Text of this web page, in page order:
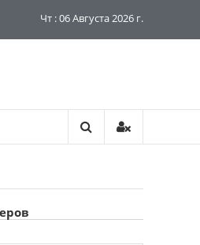
Чт : 06 Августа 2026 г.